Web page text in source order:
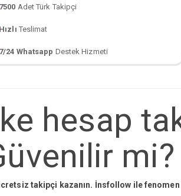
7500 Adet Türk Takipçi
Hızlı Teslimat
7/24 Whatsapp Destek Hizmeti
hesap
mi?
takipçi kazanın. İnsfollow ile